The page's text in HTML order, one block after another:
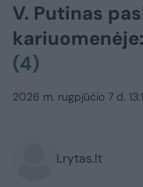
V. Putinas
(4)
2026 m. rugpjūčio 7 d.
Lrytas.lt